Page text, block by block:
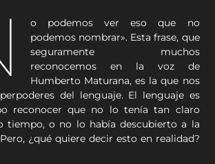
o podemos ver eso que no
podemos nombrar». Esta frase, que
seguramente muchos
reconocemos en la voz de
Humberto Maturana, es la que nos
del lenguaje. El lenguaje es
reconocer que no lo tenía tan claro
tiempo, o no lo había descubierto a la
¿qué quiere decir esto en realidad?